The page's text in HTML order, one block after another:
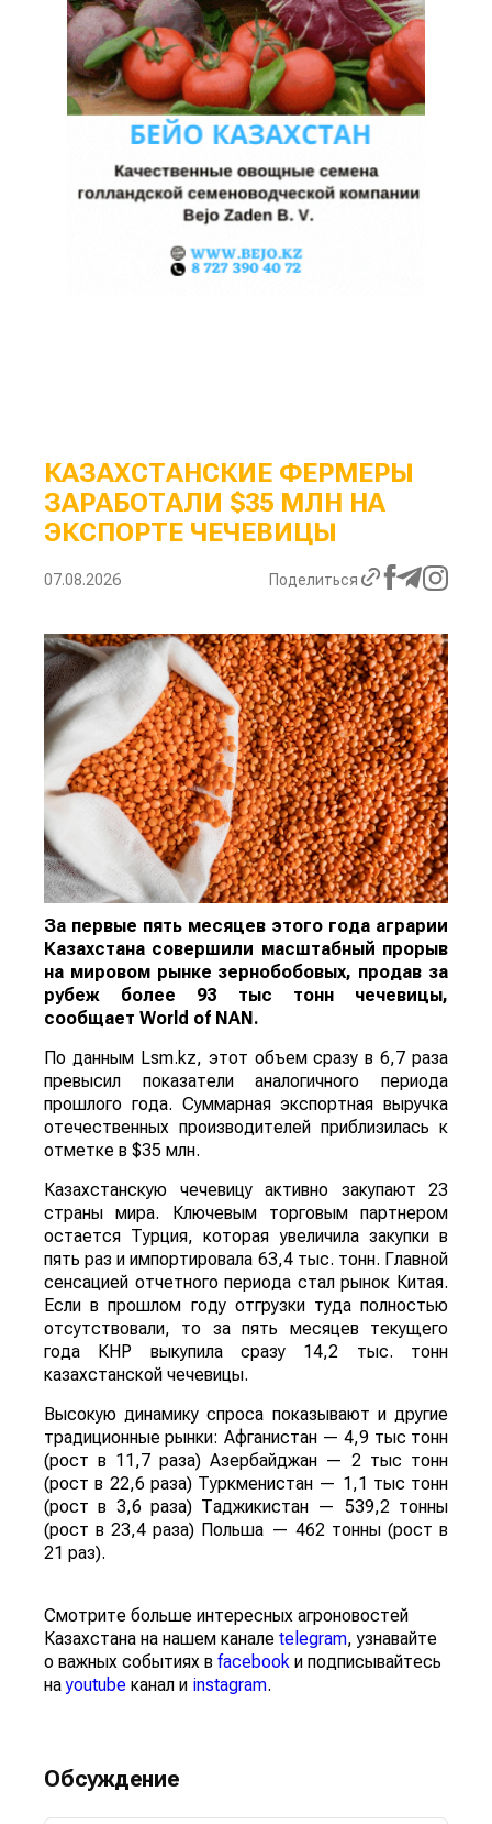
КАЗАХСТАНСКИЕ ФЕРМЕРЫ
ЗАРАБОТАЛИ $35 МЛН НА
ЭКСПОРТЕ ЧЕЧЕВИЦЫ
07.08.2026 Поделиться
За первые пять месяцев этого года аграрии
Казахстана совершили масштабный прорыв
на мировом рынке зернобобовых, продав за
рубеж более 93 тыс тонн чечевицы,
сообщает World of NAN.
По данным Lsm.kz, этот объем сразу в 6,7 раза
превысил показатели аналогичного периода
прошлого года. Суммарная экспортная выручка
отечественных производителей приблизилась к
отметке в $35 млн.
Казахстанскую чечевицу активно закупают 23
страны мира. Ключевым торговым партнером
остается Турция, которая увеличила закупки в
пять раз и импортировала 63,4 тыс. тонн. Главной
сенсацией отчетного периода стал рынок Китая.
Если в прошлом году отгрузки туда полностью
отсутствовали, то за пять месяцев текущего
года КНР выкупила сразу 14,2 тыс. тонн
казахстанской чечевицы.
Высокую динамику спроса показывают и другие
традиционные рынки: Афганистан — 4,9 тыс тонн
(рост в 11,7 раза) Азербайджан — 2 тыс тонн
(рост в 22,6 раза) Туркменистан — 1,1 тыс тонн
(рост в 3,6 раза) Таджикистан — 539,2 тонны
(рост в 23,4 раза) Польша — 462 тонны (рост в
21 раз).
Смотрите больше интересных агроновостей
Казахстана на нашем канале telegram, узнавайте
о важных событиях в facebook и подписывайтесь
наyoutube канал и instagram.
Обсуждение